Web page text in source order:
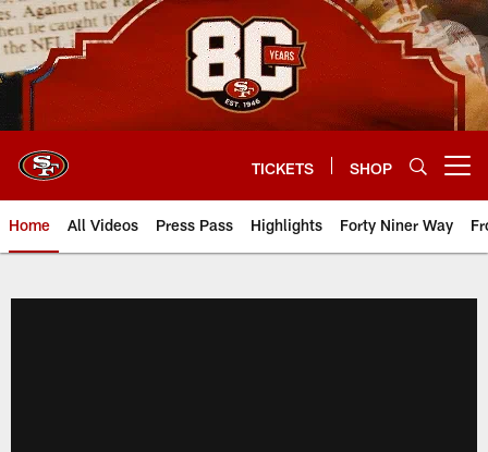
Skip
to
main
content
TICKETS SHOP
Home All Videos Press Pass Highlights Forty Niner Way